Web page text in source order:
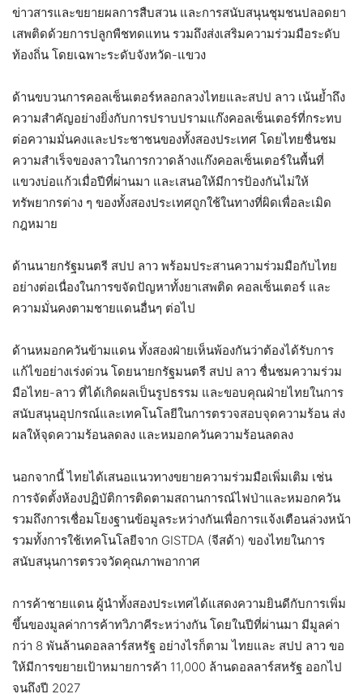
ข่าวสารและขยายผลการสืบสวน และการสนับสนุนชุมชนปลอดยา
เสพติดด้วยการปลูกพืชทดแทน รวมถึงส่งเสริมความร่วมมือระดับ
ท้องถิ่น โดยเฉพาะระดับจังหวัด-แขวง
ด้านขบวนการคอลเซ็นเตอร์หลอกลวงไทยและสปป ลาว เน้นย้ำถึง
ความสำคัญอย่างยิ่งกับการปราบปรามแก๊งคอลเซ็นเตอร์ที่กระทบ
ต่อความมั่นคงและประชาชนของทั้งสองประเทศ โดยไทยชื่นชม
ความสำเร็จของลาวในการกวาดล้างแก๊งคอลเซ็นเตอร์ในพื้นที่
แขวงบ่อแก้วเมื่อปีที่ผ่านมา และเสนอให้มีการป้องกันไม่ให้
ทรัพยากรต่าง ๆ ของทั้งสองประเทศถูกใช้ในทางที่ผิดเพื่อละเมิด
กฎหมาย
ด้านนายกรัฐมนตรี สปป ลาว พร้อมประสานความร่วมมือกับไทย
อย่างต่อเนื่องในการขจัดปัญหาทั้งยาเสพติด คอลเซ็นเตอร์ และ
ความมั่นคงตามชายแดนอื่นๆ ต่อไป
ด้านหมอกควันข้ามแดน ทั้งสองฝ่ายเห็นพ้องกันว่าต้องได้รับการ
แก้ไขอย่างเร่งด่วน โดยนายกรัฐมนตรี สปป ลาว ชื่นชมความร่วม
มือไทย-ลาว ที่ได้เกิดผลเป็นรูปธรรม และขอบคุณฝ่ายไทยในการ
สนับสนุนอุปกรณ์และเทคโนโลยีในการตรวจสอบจุดความร้อน ส่ง
ผลให้จุดความร้อนลดลง และหมอกควันความร้อนลดลง
นอกจากนี้ ไทยได้เสนอแนวทางขยายความร่วมมือเพิ่มเติม เช่น
การจัดตั้งห้องปฏิบัติการติดตามสถานการณ์ไฟป่าและหมอกควัน
รวมถึงการเชื่อมโยงฐานข้อมูลระหว่างกันเพื่อการแจ้งเตือนล่วงหน้า
รวมทั้งการใช้เทคโนโลยีจาก GISTDA (จีสด้า) ของไทยในการ
สนับสนุนการตรวจวัดคุณภาพอากาศ
การค้าชายแดน ผู้นำทั้งสองประเทศได้แสดงความยินดีกับการเพิ่ม
ขึ้นของมูลค่าการค้าทวิภาคีระหว่างกัน โดยในปีที่ผ่านมา มีมูลค่า
กว่า 8 พันล้านดอลลาร์สหรัฐ อย่างไรก็ตาม ไทยและ สปป ลาว ขอ
ให้มีการขยายเป้าหมายการค้า 11,000 ล้านดอลลาร์สหรัฐ ออกไป
จนถึงปี 2027